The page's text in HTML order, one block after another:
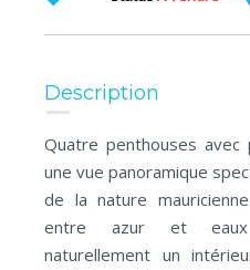
Description
Quatre penthouses
une vue panoramique
de la nature
entre azur et eaux
naturellement un